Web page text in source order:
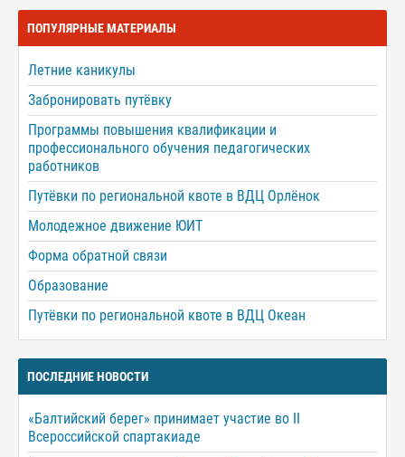
ПОПУЛЯРНЫЕ МАТЕРИАЛЫ
Летние каникулы
Забронировать путёвку
Программы повышения квалификации и
профессионального обучения педагогических
работников
Путёвки по региональной квоте в ВДЦ Орлёнок
Молодежное движение ЮИТ
Форма обратной связи
Образование
Путёвки по региональной квоте в ВДЦ Океан
ПОСЛЕДНИЕ НОВОСТИ
«Балтийский берег» принимает участие во II
Всероссийской спартакиаде